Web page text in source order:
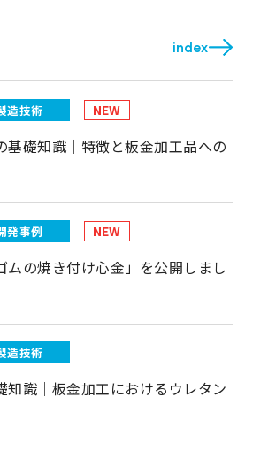
index
造技術 NEW
基礎知識｜特徴と板金加工品への
発事例 NEW
の焼き付け心金」を公開しまし
造技術
知識｜板金加工におけるウレタン